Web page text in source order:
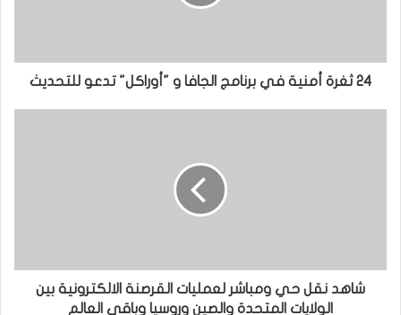
24 ثغرة أمنية في برنامج الجافا و "أوراكل" تدعو للتحديث
شاهد نقل حي ومباشر لعمليات القرصنة الالكترونية بين
الولايات المتحدة والصين وروسيا وباقي العالم